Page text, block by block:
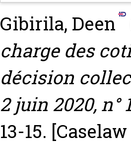
Gibirila, Deen
charge des
décision
2 juin 2020, n°
13-15.